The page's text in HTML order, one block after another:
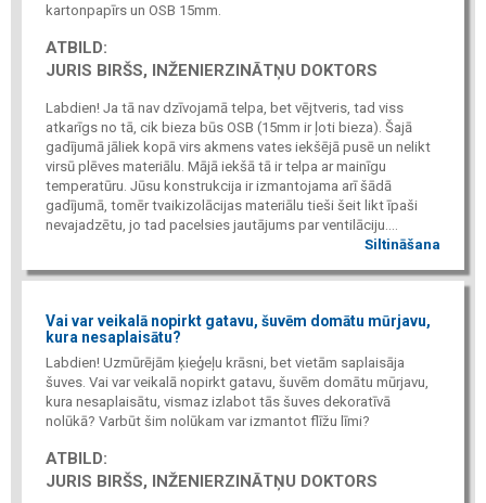
kartonpapīrs un OSB 15mm.
ATBILD:
JURIS BIRŠS, INŽENIERZINĀTŅU DOKTORS
Labdien! Ja tā nav dzīvojamā telpa, bet vējtveris, tad viss
atkarīgs no tā, cik bieza būs OSB (15mm ir ļoti bieza). Šajā
gadījumā jāliek kopā virs akmens vates iekšējā pusē un nelikt
virsū plēves materiālu. Mājā iekšā tā ir telpa ar mainīgu
temperatūru. Jūsu konstrukcija ir izmantojama arī šādā
gadījumā, tomēr tvaikizolācijas materiālu tieši šeit likt īpaši
nevajadzētu, jo tad pacelsies jautājums par ventilāciju....
Siltināšana
Vai var veikalā nopirkt gatavu, šuvēm domātu mūrjavu,
kura nesaplaisātu?
Labdien! Uzmūrējām ķieģeļu krāsni, bet vietām saplaisāja
šuves. Vai var veikalā nopirkt gatavu, šuvēm domātu mūrjavu,
kura nesaplaisātu, vismaz izlabot tās šuves dekoratīvā
nolūkā? Varbūt šim nolūkam var izmantot flīžu līmi?
ATBILD:
JURIS BIRŠS, INŽENIERZINĀTŅU DOKTORS